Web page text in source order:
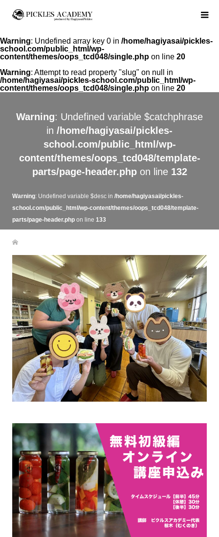
Warning: Undefined array key 0 in /home/hagiyasai/pickles-
school.com/public_html/wp-
content/themes/oops_tcd048/single.php on line 20
Warning: Attempt to read property "slug" on null in
/home/hagiyasai/pickles-school.com/public_html/wp-
content/themes/oops_tcd048/single.php on line 20
Warning: Undefined variable $catchphrase
in /home/hagiyasai/pickles-
school.com/public_html/wp-
content/themes/oops_tcd048/template-
parts/page-header.phpon line 132
Warning: Undefined variable $desc in /home/hagiyasai/pickles-
school.com/public_html/wp-content/themes/oops_tcd048/template-
parts/page-header.phpon line 133